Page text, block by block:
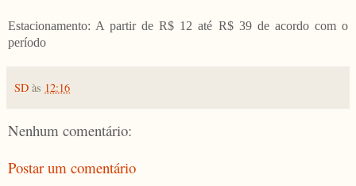
Estacionamento: A partir de R$ 12 até R$ 39 de acordo com o
período
SD às 12:16
Nenhum comentário:
Postar um comentário